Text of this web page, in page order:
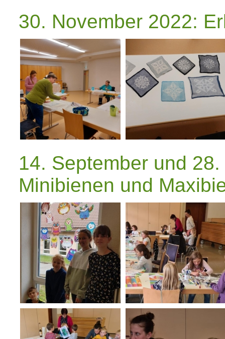
30. November 2022:
14. September und
Minibienen und